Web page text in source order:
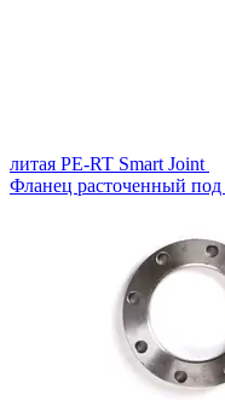
литая PE-RT Smart Joint
Фланец расточенный